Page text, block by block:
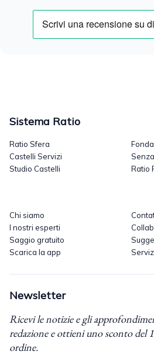
Sistema Ratio
Ratio Sfera
Castelli Servizi
Studio Castelli
Ratio
Chi siamo
I nostri esperti
Saggio gratuito
Scarica la app
Newsletter
Ricevi le notizie e gli
redazione e ottieni uno sconto del
ordine.